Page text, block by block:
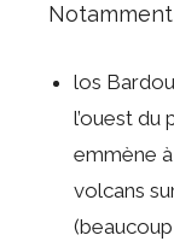
Notamment
los
l’ouest du
emmène
volcans